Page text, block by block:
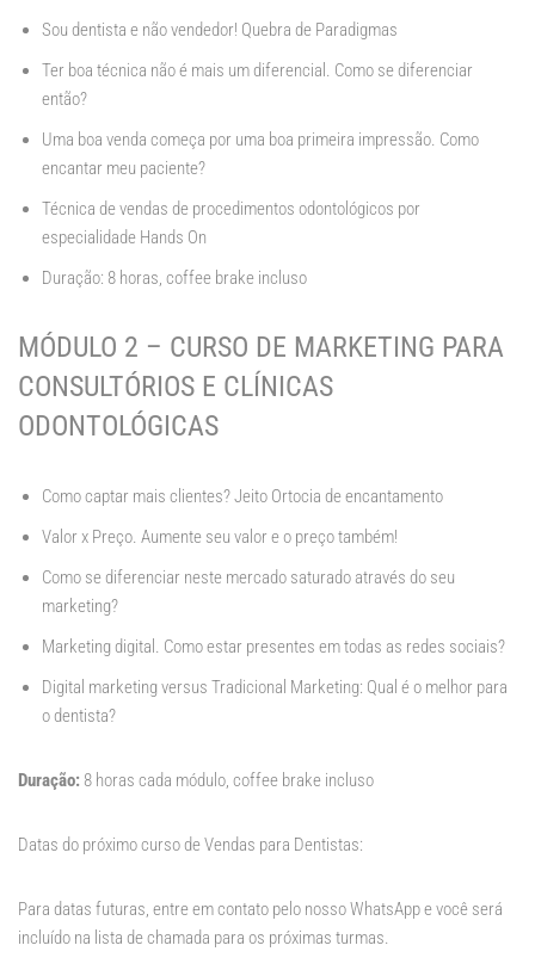
Sou dentista e não vendedor! Quebra de Paradigmas
Ter boa técnica não é mais um diferencial. Como se diferenciar
então?
Uma boa venda começa por uma boa primeira impressão. Como
encantar meu paciente?
Técnica de vendas de procedimentos odontológicos por
especialidade Hands On
Duração: 8 horas, coffee brake incluso
MÓDULO 2 – CURSO DE MARKETING PARA
CONSULTÓRIOS E CLÍNICAS
ODONTOLÓGICAS
Como captar mais clientes? Jeito Ortocia de encantamento
Valor x Preço. Aumente seu valor e o preço também!
Como se diferenciar neste mercado saturado através do seu
marketing?
Marketing digital. Como estar presentes em todas as redes sociais?
Digital marketing versus Tradicional Marketing: Qual é o melhor para
o dentista?
Duração: 8 horas cada módulo, coffee brake incluso
Datas do próximo curso de Vendas para Dentistas:
Para datas futuras, entre em contato pelo nosso WhatsApp e você será
incluído na lista de chamada para os próximas turmas.